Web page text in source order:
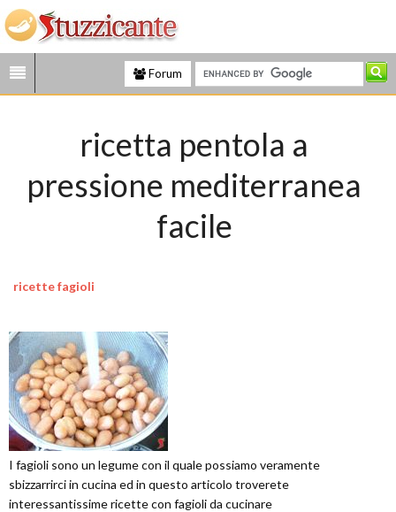
Forum
ricetta pentola a
pressione mediterranea
facile
ricette fagioli
I fagioli sono un legume con il quale possiamo veramente
sbizzarrirci in cucina ed in questo articolo troverete
interessantissime ricette con fagioli da cucinare